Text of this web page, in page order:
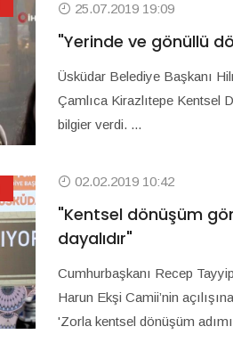
25.07.2019 19:09
"Yerinde ve gönüllü
Üsküdar Belediye Başkanı
Çamlıca Kirazlıtepe Kentsel
bilgier verdi. ...
02.02.2019 10:42
"Kentsel dönüşüm
dayalıdır"
Cumhurbaşkanı Recep
Harun Ekşi Camii’nin
'Zorla kentsel dönüşüm